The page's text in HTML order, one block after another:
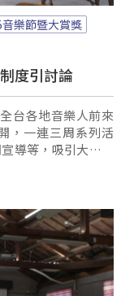
樂節暨大賞獎
度引討論
台各地音樂人前來
，一連三周系列活
導等，吸引大批人